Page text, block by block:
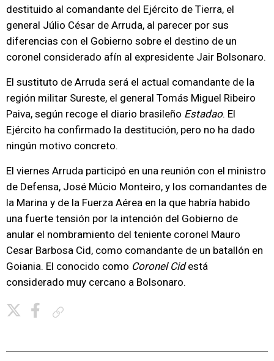
destituido al comandante del Ejército de Tierra, el
general Júlio César de Arruda, al parecer por sus
diferencias con el Gobierno sobre el destino de un
coronel considerado afín al expresidente Jair Bolsonaro.
El sustituto de Arruda será el actual comandante de la
región militar Sureste, el general Tomás Miguel Ribeiro
Paiva, según recoge el diario brasileño Estadao. El
Ejército ha confirmado la destitución, pero no ha dado
ningún motivo concreto.
El viernes Arruda participó en una reunión con el ministro
de Defensa, José Múcio Monteiro, y los comandantes de
la Marina y de la Fuerza Aérea en la que habría habido
una fuerte tensión por la intención del Gobierno de
anular el nombramiento del teniente coronel Mauro
Cesar Barbosa Cid, como comandante de un batallón en
Goiania. El conocido como Coronel Cidestá
considerado muy cercano a Bolsonaro.